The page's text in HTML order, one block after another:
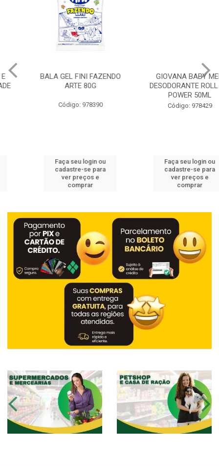
BALA GEL FINI FAZENDO
ARTE 80G
Código: 978390
Faça seu login ou
cadastre-se para
ver preços e
GIOVANA BABY MEN
DESODORANTE ROLL ON
POWER 50ML
Código: 978429
Faça seu login ou
cadastre-se para
ver preços e